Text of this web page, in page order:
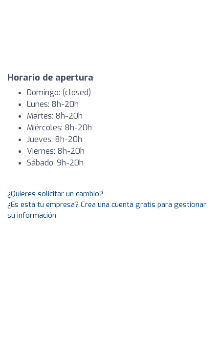
Horario de apertura
Domingo: (closed)
Lunes: 8h-20h
Martes: 8h-20h
Miércoles: 8h-20h
Jueves: 8h-20h
Viernes: 8h-20h
Sábado: 9h-20h
¿Quieres solicitar un cambio?
¿Es esta tu empresa? Crea una cuenta gratis para gestionar
su información